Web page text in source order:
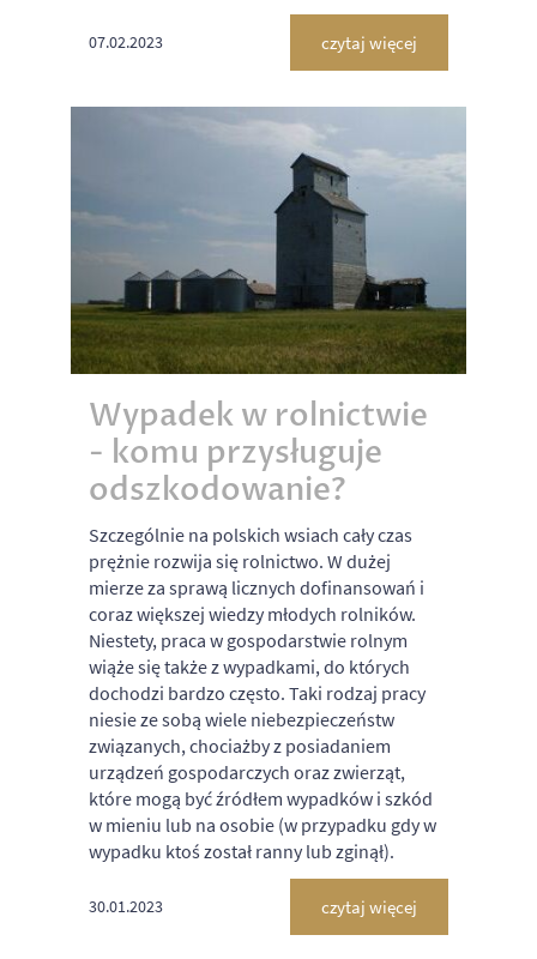
07.02.2023 czytaj więcej
Wypadek w rolnictwie
- komu przysługuje
odszkodowanie?
Szczególnie na polskich wsiach cały czas
prężnie rozwija się rolnictwo. W dużej
mierze za sprawą licznych dofinansowań i
coraz większej wiedzy młodych rolników.
Niestety, praca w gospodarstwie rolnym
wiąże się także z wypadkami, do których
dochodzi bardzo często. Taki rodzaj pracy
niesie ze sobą wiele niebezpieczeństw
związanych, chociażby z posiadaniem
urządzeń gospodarczych oraz zwierząt,
które mogą być źródłem wypadków i szkód
w mieniu lub na osobie (w przypadku gdy w
wypadku ktoś został ranny lub zginął).
30.01.2023 czytaj więcej